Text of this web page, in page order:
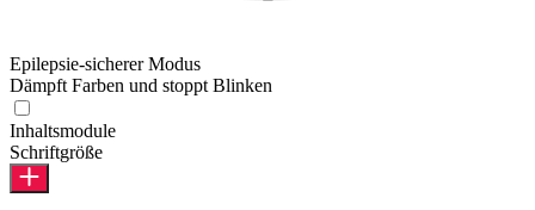
Epilepsie-sicherer Modus
Dämpft Farben und stoppt Blinken
Inhaltsmodule
Schriftgröße